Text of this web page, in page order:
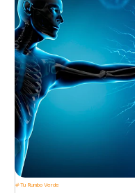
Tu Rumbo Verde